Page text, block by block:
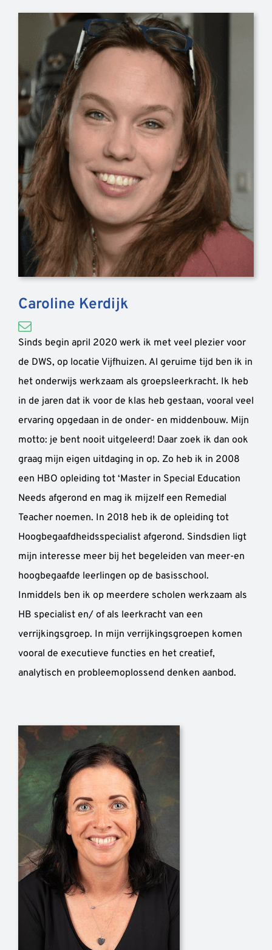
Caroline Kerdijk
Sinds begin april 2020 werk ik met veel plezier voor
de DWS, op locatie Vijfhuizen. Al geruime tijd ben ik in
het onderwijs werkzaam als groepsleerkracht. Ik heb
in de jaren dat ik voor de klas heb gestaan, vooral veel
ervaring opgedaan in de onder- en middenbouw. Mijn
motto: je bent nooit uitgeleerd! Daar zoek ik dan ook
graag mijn eigen uitdaging in op. Zo heb ik in 2008
een HBO opleiding tot ‘Master in Special Education
Needs afgerond en mag ik mijzelf een Remedial
Teacher noemen. In 2018 heb ik de opleiding tot
Hoogbegaafdheidsspecialist afgerond. Sindsdien ligt
mijn interesse meer bij het begeleiden van meer-en
hoogbegaafde leerlingen op de basisschool.
Inmiddels ben ik op meerdere scholen werkzaam als
HB specialist en/ of als leerkracht van een
verrijkingsgroep. In mijn verrijkingsgroepen komen
vooral de executieve functies en het creatief,
analytisch en probleemoplossend denken aanbod.